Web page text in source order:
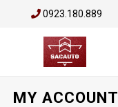
0923.180.889
MY ACCOUNT